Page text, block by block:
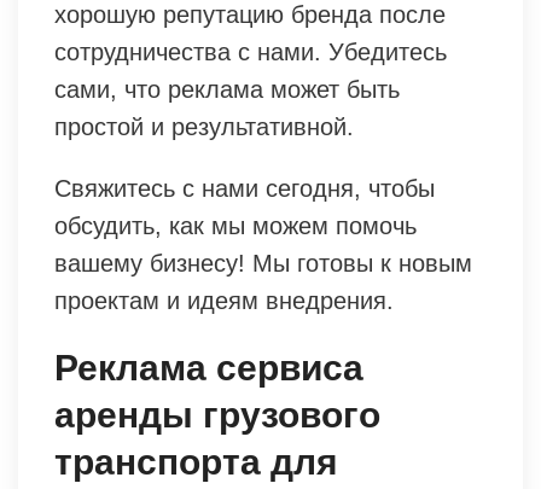
хорошую репутацию бренда после
сотрудничества с нами. Убедитесь
сами, что реклама может быть
простой и результативной.
Свяжитесь с нами сегодня, чтобы
обсудить, как мы можем помочь
вашему бизнесу! Мы готовы к новым
проектам и идеям внедрения.
Реклама сервиса
аренды грузового
транспорта для